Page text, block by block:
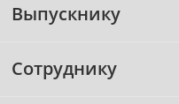
Выпускнику
Сотруднику